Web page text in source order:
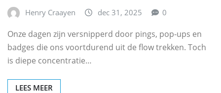
Henry Craayen dec 31, 2025 0
Onze dagen zijn versnipperd door pings, pop-ups en
badges die ons voortdurend uit de flow trekken. Toch
is diepe concentratie…
LEES MEER